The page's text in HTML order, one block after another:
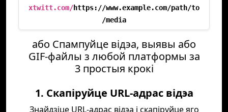
xtwitt.com/https://www.example.com/path/to
/media
або Спампуйце відэа, выявы або
GIF-файлы з любой платформы за
3 простыя крокі
1. Скапіруйце URL-адрас відэа
Знайдзіце URL-адрас відэа і скапіруйце яго